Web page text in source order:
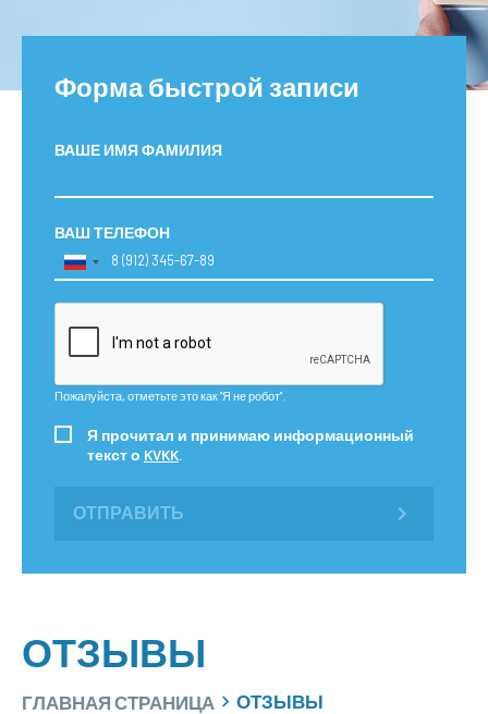
Контакты
Форма быстрой записи
ВАШЕ ИМЯ ФАМИЛИЯ
ВАШ ТЕЛЕФОН
Пожалуйста, отметьте это как "Я не робот".
Я прочитал и принимаю информационный
текст о KVKK.
ОТПРАВИТЬ
ОТЗЫВЫ
ГЛАВНАЯ СТРАНИЦА ОТЗЫВЫ